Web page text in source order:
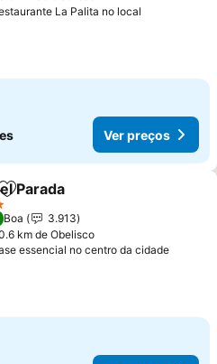
La Palita no local
Ver preços
Adicionar aos favoritos
Parada
Boa
3.913
km de Obelisco
essencial no centro da cidadeVer